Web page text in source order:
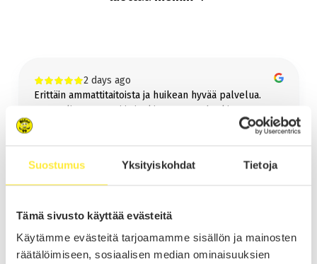
Suostumus Yksityiskohdat Tietoja
Tämä sivusto käyttää evästeitä
Käytämme evästeitä tarjoamamme sisällön ja mainosten
räätälöimiseen, sosiaalisen median ominaisuuksien
Vetokoukku jälkiasennettuna samaan pakettiin helposti ja vaivattomasti!
Lue lisää vetokoukusta
2 days ago
Erittäin ammattitaitoista ja huikean hyvää palvelua.
Auto tuli, auto meni ja jonkin verran rahaakin.
Page
of
60